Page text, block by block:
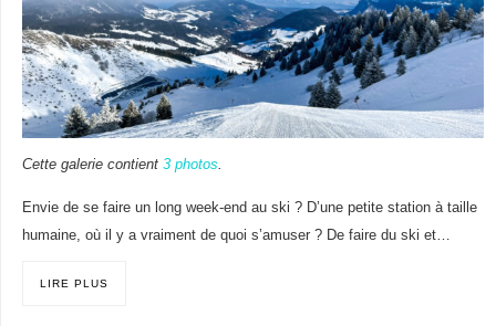
Cette galerie contient 3 photos.
Envie de se faire un long week-end au ski ? D’une petite station à taille
humaine, où il y a vraiment de quoi s’amuser ? De faire du ski et…
LIRE PLUS